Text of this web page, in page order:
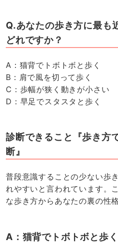
Q.あなたの歩き方に最も
どれですか？
A：猫背でトボトボと歩く
B：肩で風を切って歩く
C：歩幅が狭く動きが小さい
D：早足でスタスタと歩く
診断できること『歩き方
断』
普段意識することの少ない歩
れやすいと言われています。
な歩き方からあなたの裏の性
A：猫背でトボトボと歩く